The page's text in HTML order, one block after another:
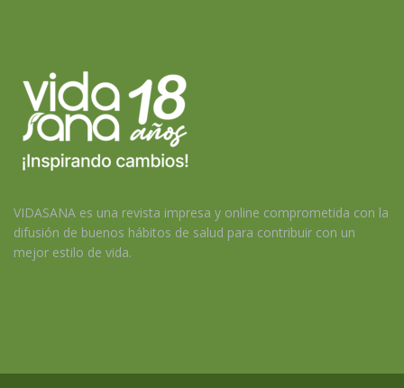
VIDASANA es una revista impresa y online comprometida con la
difusión de buenos hábitos de salud para contribuir con un
mejor estilo de vida.